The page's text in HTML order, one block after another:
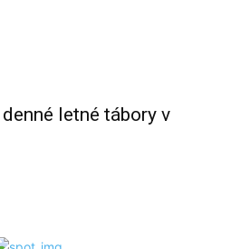
letné tábory v